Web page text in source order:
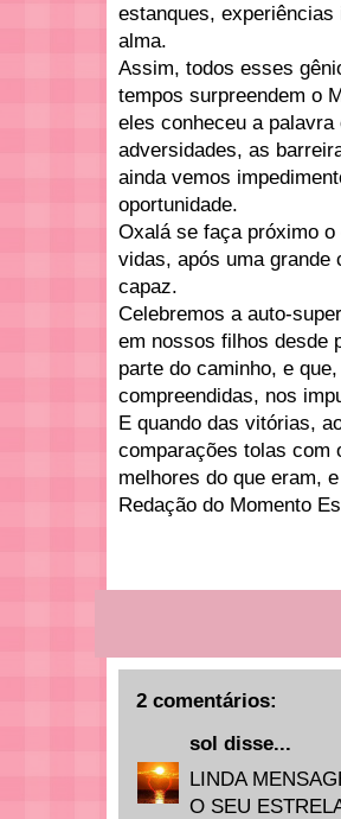
estanques,
alma.
Assim, todos esses
tempos surpreendem o
eles conheceu a
adversidades, as
ainda vemos
oportunidade.
Oxalá se faça próximo
vidas, após uma grande
capaz.
Celebremos a auto-
em nossos filhos desde
parte do caminho, e
compreendidas, nos
E quando das vitórias,
comparações tolas com
melhores do que eram,
Redação do Momento
2 comentários:
sol disse...
LINDA
O SEU